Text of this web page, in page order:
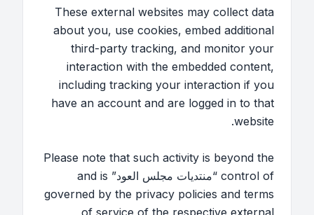
These external websites may collect data
about you, use cookies, embed additional
third-party tracking, and monitor your
interaction with the embedded content,
including tracking your interaction if you
have an account and are logged in to that
website.
Please note that such activity is beyond the
control of “منتديات مجلس العود” and is
governed by the privacy policies and terms
of service of the respective external